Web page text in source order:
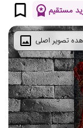
مستقیم workspace_premium
bookmark_border
تصویر اصلی image